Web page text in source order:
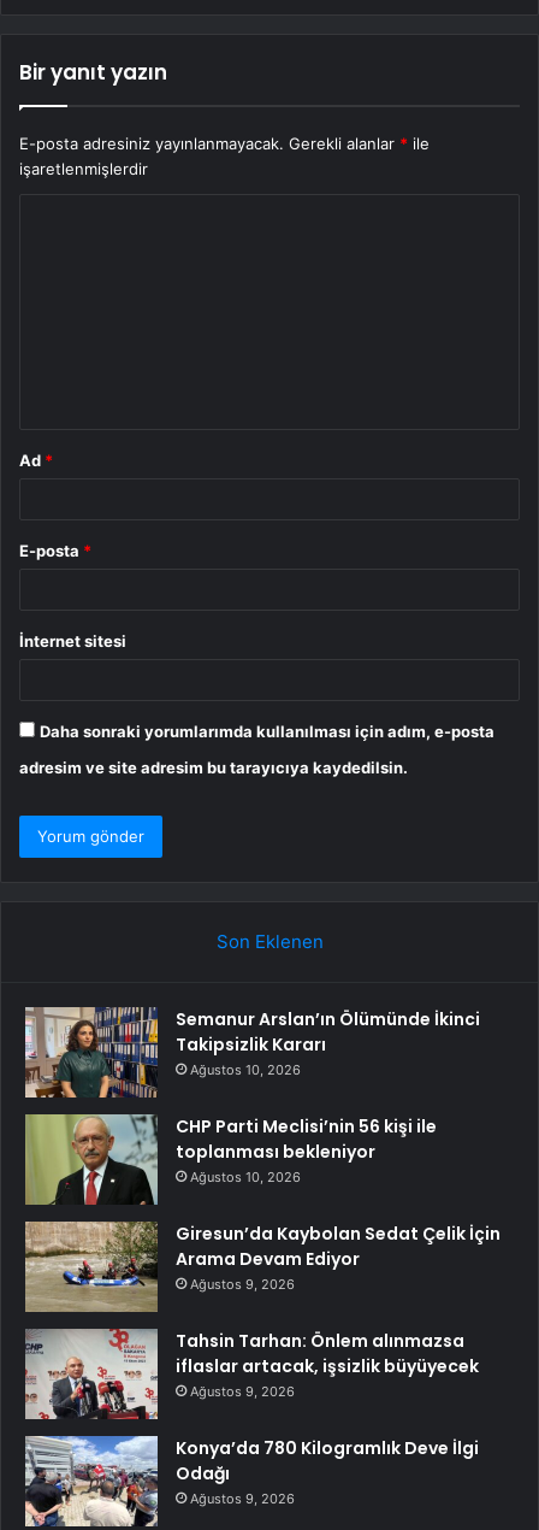
Bir yanıt yazın
E-posta adresiniz yayınlanmayacak. Gerekli alanlar * ile
işaretlenmişlerdir
Ad *
E-posta *
İnternet sitesi
Daha sonraki yorumlarımda kullanılması için adım, e-posta
adresim ve site adresim bu tarayıcıya kaydedilsin.
Son Eklenen
Semanur Arslan’ın Ölümünde İkinci
Takipsizlik Kararı
Ağustos 10, 2026
CHP Parti Meclisi’nin 56 kişi ile
toplanması bekleniyor
Ağustos 10, 2026
Giresun’da Kaybolan Sedat Çelik İçin
Arama Devam Ediyor
Ağustos 9, 2026
Tahsin Tarhan: Önlem alınmazsa
iflaslar artacak, işsizlik büyüyecek
Ağustos 9, 2026
Konya’da 780 Kilogramlık Deve İlgi
Odağı
Ağustos 9, 2026